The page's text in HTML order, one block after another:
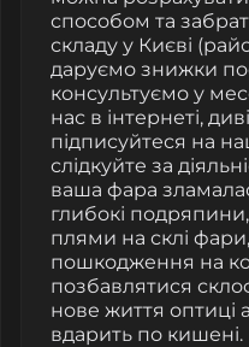
способом та
складу у Києві
даруємо знижки
консультуємо у
нас в інтернеті,
підписуйтеся на
слідкуйте за
ваша фара
глибокі
плями на склі
пошкодження на
позбавлятися
нове життя оптиці
вдарить по кишені.